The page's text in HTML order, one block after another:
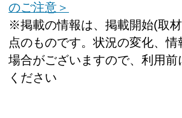
のご注意＞
※掲載の情報は、掲載開始(取
点のものです。状況の変化、情
場合がございますので、利用前
ください